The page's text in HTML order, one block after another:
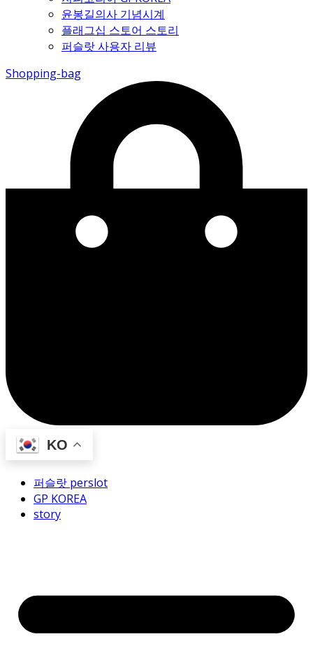
윤봉길의사 기념시계
플래그십 스토어 스토리
퍼슬랏 사용자 리뷰
Shopping-bag
KO
퍼슬랏 perslot
GP KOREA
story